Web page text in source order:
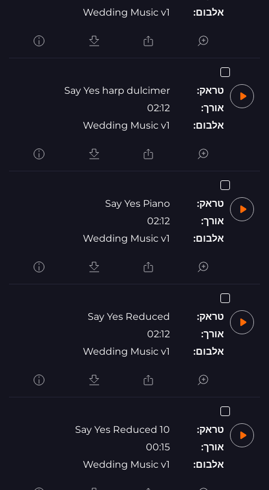
אלבום:
Wedding Music v1
טראק:
Say Yes harp dulcimer
אורך:
02:12
אלבום:
Wedding Music v1
טראק:
Say Yes Piano
אורך:
02:12
אלבום:
Wedding Music v1
טראק:
Say Yes Reduced
אורך:
02:12
אלבום:
Wedding Music v1
טראק:
Say Yes Reduced 10
אורך:
00:15
אלבום:
Wedding Music v1